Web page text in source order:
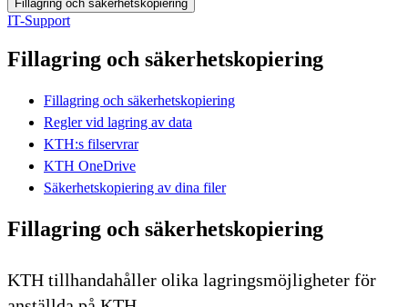
Fillagring och säkerhetskopiering
IT-Support
Fillagring och säkerhetskopiering
Fillagring och säkerhetskopiering
Regler vid lagring av data
KTH:s filservrar
KTH OneDrive
Säkerhetskopiering av dina filer
Fillagring och säkerhetskopiering
KTH tillhandahåller olika lagringsmöjligheter för